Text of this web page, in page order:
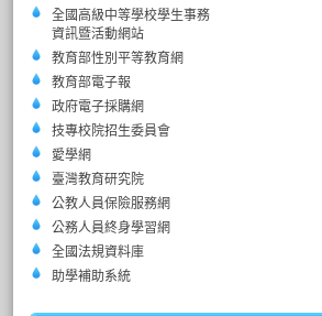
全國高級中等學校學生事務
資訊暨活動網站
教育部性別平等教育網
教育部電子報
政府電子採購網
技專校院招生委員會
愛學網
臺灣教育研究院
公教人員保險服務網
公務人員終身學習網
全國法規資料庫
助學補助系統